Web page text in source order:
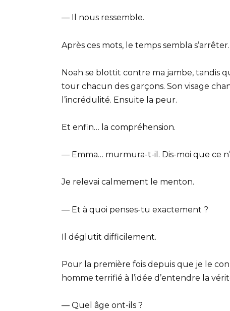
— Il nous ressemble.
Après ces mots, le temps sembla s’arrêter.
Noah se blottit contre ma jambe, tandis
tour chacun des garçons. Son visage
l’incrédulité. Ensuite la peur.
Et enfin… la compréhension.
— Emma… murmura-t-il. Dis-moi que ce
Je relevai calmement le menton.
— Et à quoi penses-tu exactement ?
Il déglutit difficilement.
Pour la première fois depuis que je le
homme terrifié à l’idée d’entendre la
— Quel âge ont-ils ?